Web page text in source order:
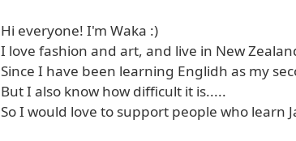
Hi everyone! I'm Waka :)
I love fashion and art, and live in New
Since I have been learning Englidh as my
But I also know how difficult it is.....
So I would love to support people who learn